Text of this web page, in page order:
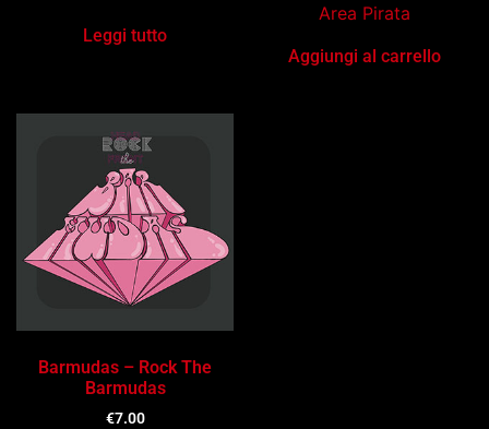
Leggi tutto
Area Pirata
Aggiungi al carrello
Barmudas – Rock The
Barmudas
€7.00